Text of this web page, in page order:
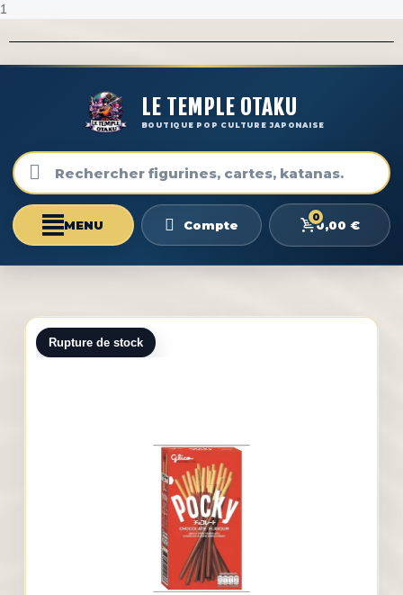
1
LE TEMPLE OTAKU
BOUTIQUE POP CULTURE JAPONAISE
Compte
0
0,00 €
Rupture de stock